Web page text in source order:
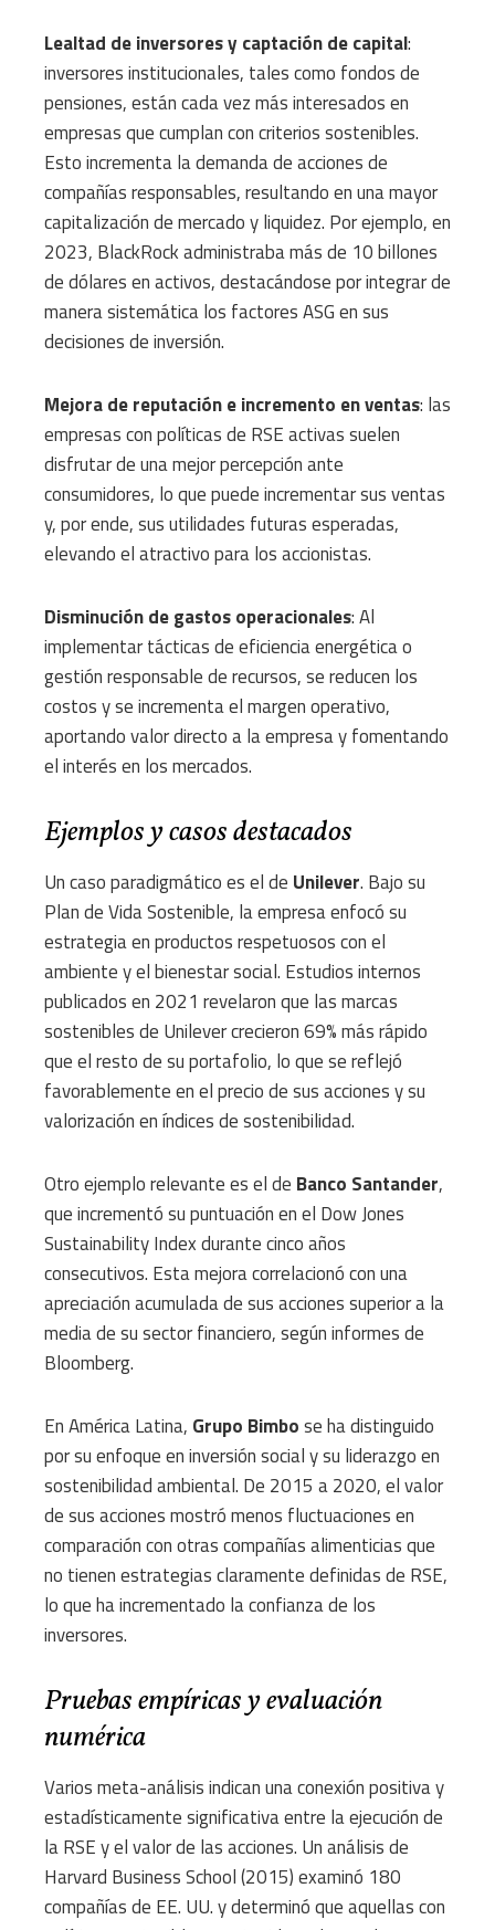
Lealtad de inversores y captación de capital:
inversores institucionales, tales como fondos de
pensiones, están cada vez más interesados en
empresas que cumplan con criterios sostenibles.
Esto incrementa la demanda de acciones de
compañías responsables, resultando en una mayor
capitalización de mercado y liquidez. Por ejemplo, en
2023, BlackRock administraba más de 10 billones
de dólares en activos, destacándose por integrar de
manera sistemática los factores ASG en sus
decisiones de inversión.
Mejora de reputación e incremento en ventas: las
empresas con políticas de RSE activas suelen
disfrutar de una mejor percepción ante
consumidores, lo que puede incrementar sus ventas
y, por ende, sus utilidades futuras esperadas,
elevando el atractivo para los accionistas.
Disminución de gastos operacionales: Al
implementar tácticas de eficiencia energética o
gestión responsable de recursos, se reducen los
costos y se incrementa el margen operativo,
aportando valor directo a la empresa y fomentando
el interés en los mercados.
Ejemplos y casos destacados
Un caso paradigmático es el de Unilever. Bajo su
Plan de Vida Sostenible, la empresa enfocó su
estrategia en productos respetuosos con el
ambiente y el bienestar social. Estudios internos
publicados en 2021 revelaron que las marcas
sostenibles de Unilever crecieron 69% más rápido
que el resto de su portafolio, lo que se reflejó
favorablemente en el precio de sus acciones y su
valorización en índices de sostenibilidad.
Otro ejemplo relevante es el de Banco Santander,
que incrementó su puntuación en el Dow Jones
Sustainability Index durante cinco años
consecutivos. Esta mejora correlacionó con una
apreciación acumulada de sus acciones superior a la
media de su sector financiero, según informes de
Bloomberg.
En América Latina, Grupo Bimbose ha distinguido
por su enfoque en inversión social y su liderazgo en
sostenibilidad ambiental. De 2015 a 2020, el valor
de sus acciones mostró menos fluctuaciones en
comparación con otras compañías alimenticias que
no tienen estrategias claramente definidas de RSE,
lo que ha incrementado la confianza de los
inversores.
Pruebas empíricas y evaluación
numérica
Varios meta-análisis indican una conexión positiva y
estadísticamente significativa entre la ejecución de
la RSE y el valor de las acciones. Un análisis de
Harvard Business School (2015) examinó 180
compañías de EE. UU. y determinó que aquellas con